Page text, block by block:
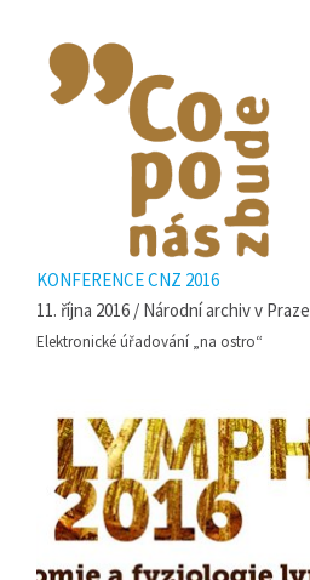
KONFERENCE CNZ 2016
11. října 2016 / Národní archiv v Praze
Elektronické úřadování „na ostro“